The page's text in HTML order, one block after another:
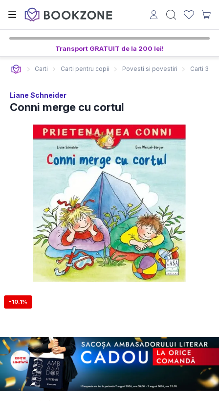
Transport GRATUIT de la 200 lei!
Carti Carti pentru copii Povesti si povestiri Carti 3-5
Liane Schneider
Conni merge cu cortul
-10.1%